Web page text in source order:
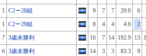
1 C2ー28組 9 7 7 29.0
6
1 C2ー29組 8 4 4 4.6
2
7 3歳未勝利 16 7 14 192.9 13
6 3歳未勝利 14 3 3 83.3
9